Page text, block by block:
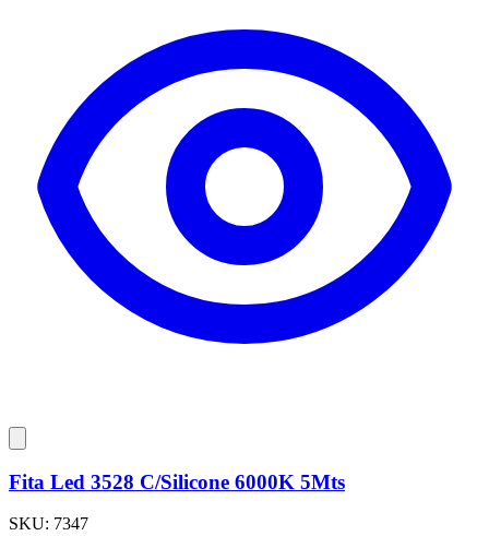
Fita Led 3528 C/Silicone 6000K 5Mts
SKU: 7347